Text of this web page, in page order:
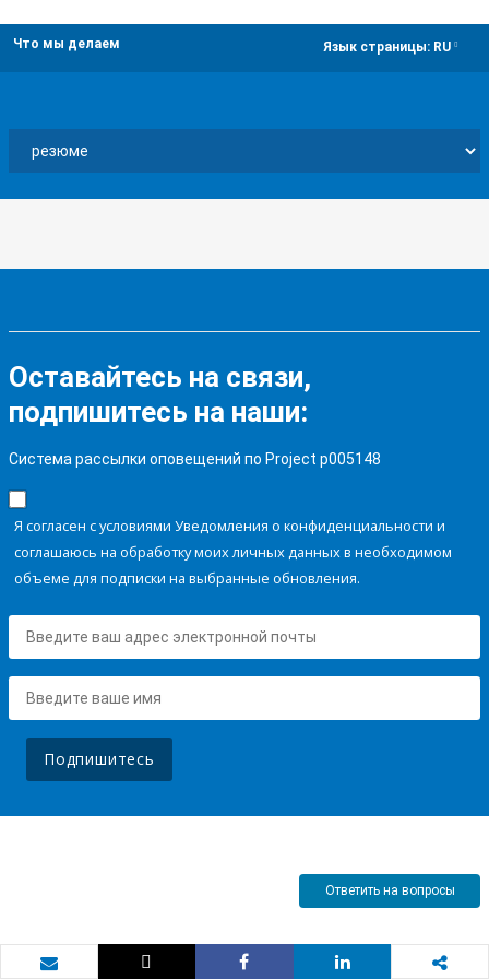
Что мы делаем Язык страницы: RU
Оставайтесь на связи,
подпишитесь на наши:
Система рассылки оповещений по Project p005148
Я согласен с условиями Уведомления о конфиденциальности и
соглашаюсь на обработку моих личных данных в необходимом
объеме для подписки на выбранные обновления.
Подпишитесь
Ответить на вопросы